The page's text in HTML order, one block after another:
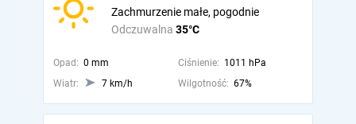
Odczuwalna 35°C
Zachmurzenie małe, pogodnie
Opad: 0 mm Ciśnienie: 1011 hPa
Wiatr:
7 km/h Wilgotność: 67%